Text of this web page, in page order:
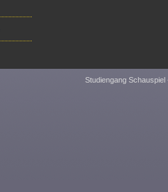
Studiengang